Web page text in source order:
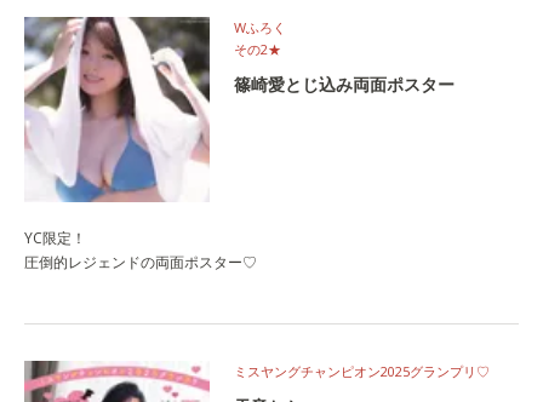
Wふろく
その2★
篠崎愛とじ込み両面ポスター
YC限定！
圧倒的レジェンドの両面ポスター♡
ミスヤングチャンピオン2025グランプリ♡